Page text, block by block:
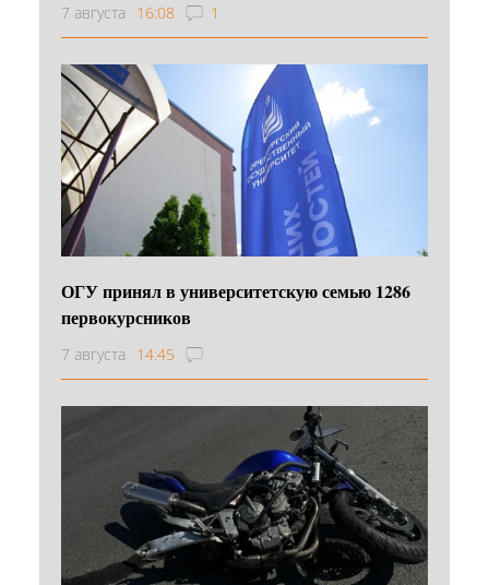
7 августа 16:08 1
ОГУ принял в университетскую семью 1286
первокурсников
7 августа 14:45